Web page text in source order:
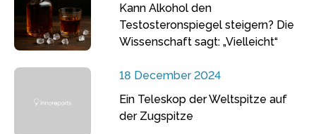
Kann Alkohol den
Testosteronspiegel steigern? Die
Wissenschaft sagt: „Vielleicht“
18 December 2024
Ein Teleskop der Weltspitze auf
der Zugspitze